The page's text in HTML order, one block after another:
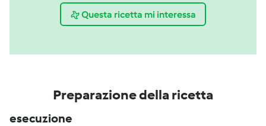
Questa ricetta mi interessa
Preparazione della ricetta
esecuzione